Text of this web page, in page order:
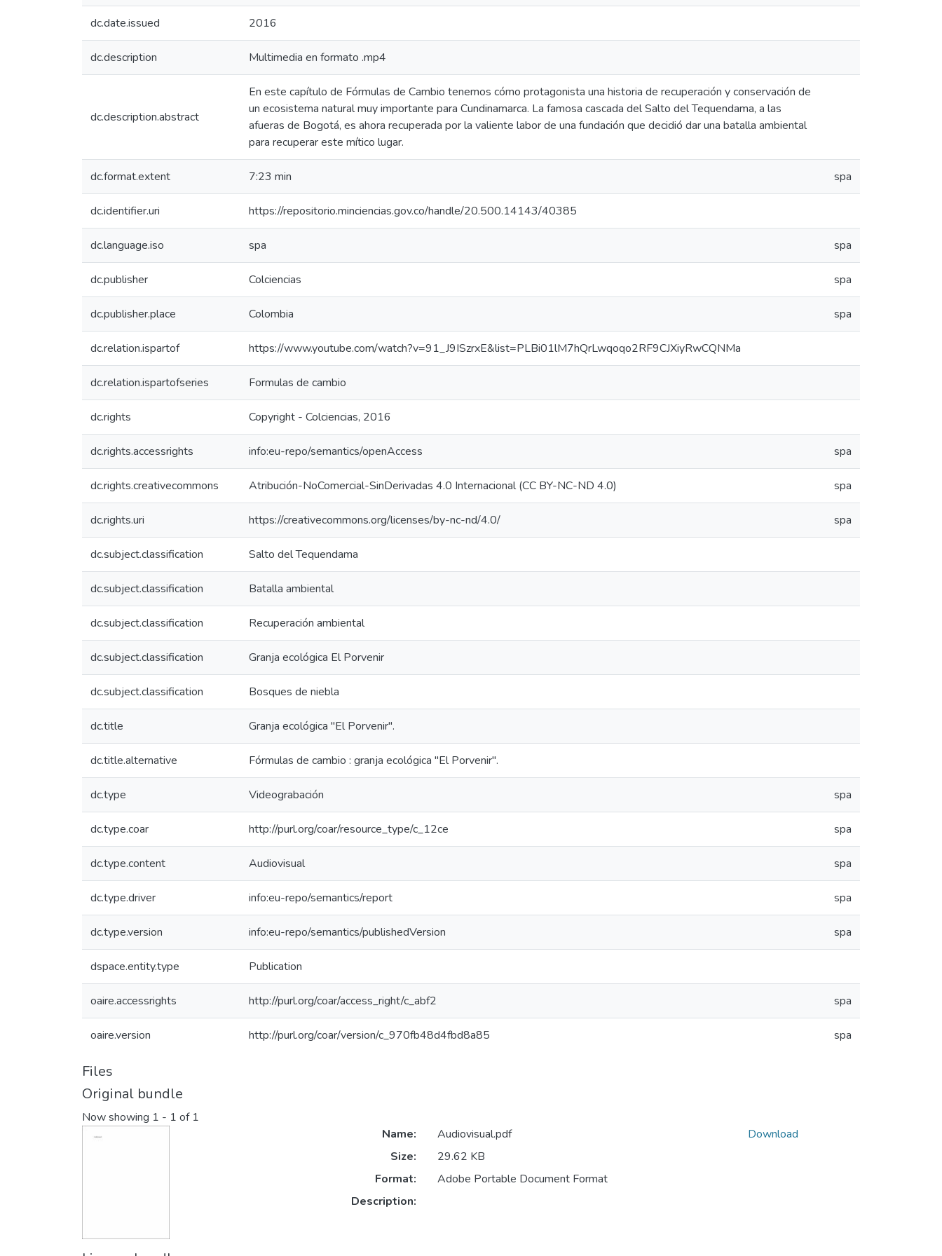
dc.date.issued 2016
dc.description Multimedia en formato .mp4
dc.description.abstract
En este capítulo de Fórmulas de Cambio tenemos cómo protagonista una historia de recuperación y conservación de
un ecosistema natural muy importante para Cundinamarca. La famosa cascada del Salto del Tequendama, a las
afueras de Bogotá, es ahora recuperada por la valiente labor de una fundación que decidió dar una batalla ambiental
para recuperar este mítico lugar.
dc.format.extent 7:23 min spa
dc.identifier.uri https://repositorio.minciencias.gov.co/handle/20.500.14143/40385
dc.language.iso spa spa
dc.publisher Colciencias spa
dc.publisher.place Colombia spa
dc.relation.ispartof https://www.youtube.com/watch?v=91_J9ISzrxE&list=PLBi01lM7hQrLwqoqo2RF9CJXiyRwCQNMa
dc.relation.ispartofseries Formulas de cambio
dc.rights Copyright - Colciencias, 2016
dc.rights.accessrights info:eu-repo/semantics/openAccess spa
dc.rights.creativecommons Atribución-NoComercial-SinDerivadas 4.0 Internacional (CC BY-NC-ND 4.0) spa
dc.rights.uri https://creativecommons.org/licenses/by-nc-nd/4.0/ spa
dc.subject.classification Salto del Tequendama
dc.subject.classification Batalla ambiental
dc.subject.classification Recuperación ambiental
dc.subject.classification Granja ecológica El Porvenir
dc.subject.classification Bosques de niebla
dc.title Granja ecológica "El Porvenir".
dc.title.alternative Fórmulas de cambio : granja ecológica "El Porvenir".
dc.type Videograbación spa
dc.type.coar http://purl.org/coar/resource_type/c_12ce spa
dc.type.content Audiovisual spa
dc.type.driver info:eu-repo/semantics/report spa
dc.type.version info:eu-repo/semantics/publishedVersion spa
dspace.entity.type Publication
oaire.accessrights http://purl.org/coar/access_right/c_abf2 spa
oaire.version http://purl.org/coar/version/c_970fb48d4fbd8a85 spa
Files
Original bundle
Now showing 1 - 1 of 1
Name:
Audiovisual.pdf
Size:
29.62 KB
Format:
Adobe Portable Document Format
Description:
Download